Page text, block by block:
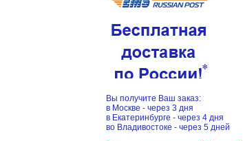
Вы получите Ваш заказ:
в Москве - через 3 дня
в Екатеринбурге - через 4 дня
во Владивостоке - через 5 дней